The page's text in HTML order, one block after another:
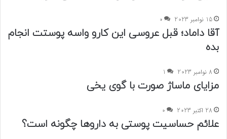
15 نوامبر 2023 0
آقا داماد؛ قبل عروسی این کارو واسه پوستت انجام
بده
8 نوامبر 2023 1
مزایای ماساژ صورت با گوی یخی
28 اکتبر 2023 0
علائم حساسیت پوستی به داروها چگونه است؟